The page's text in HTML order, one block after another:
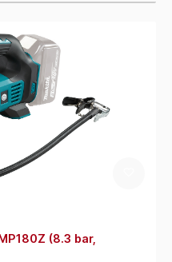
(8.3 bar,